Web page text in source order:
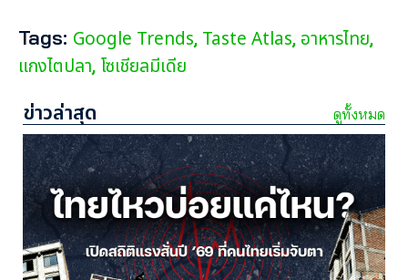
Tags: Google Trends, Taste Atlas, อาหารไทย,
แกงไตปลา, โซเชียลมีเดีย
ข่าวล่าสุด ดูทั้งหมด